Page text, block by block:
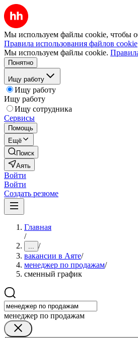
Мы используем файлы cookie, чтобы
Правила использования файлов cookie
Мы используем файлы cookie.
Понятно
Ищу работу
Ищу работу
Ищу работу
Ищу сотрудника
Сервисы
Помощь
Ещё
Поиск
Аять
Войти
Войти
Создать резюме
Главная
/
... /
вакансии в Аяте/
менеджер по продажам/
сменный график
менеджер по продажам